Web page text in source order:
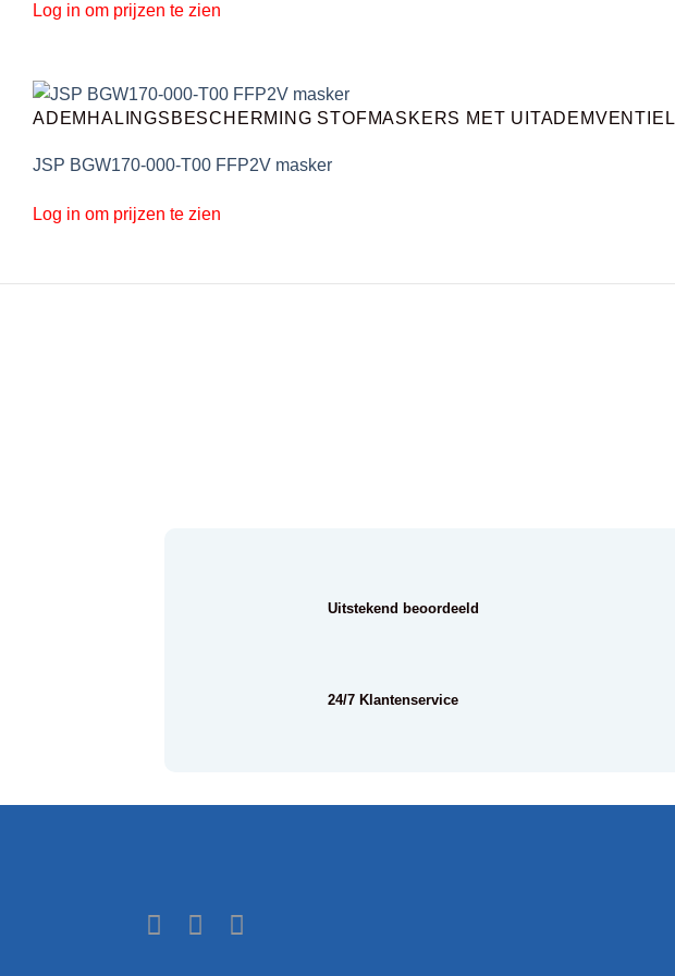
Log in om prijzen te zien
ADEMHALINGSBESCHERMING STOFMASKERS MET UITADEMVENTIEL
JSP BGW170-000-T00 FFP2V masker
Log in om prijzen te zien
Uitstekend beoordeeld
24/7 Klantenservice